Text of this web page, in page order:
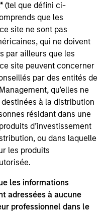
(tel que défini ci-
que les
site ne sont pas
qui ne doivent
par ailleurs que les
site peuvent concerner
par des entités de
qu’elles ne
à la distribution
résidant dans une
d’investissement
ou dans laquelle
les produits
les informations
adressées à aucune
professionnel dans le
Director in the
based in New
team, he focuses
on equities
years of investment
Stanley in 2008 as a
Investment Strategy,
Advisory
teams. Ed
from New York
with a B.S. in
Financial Analyst
NYSSA.